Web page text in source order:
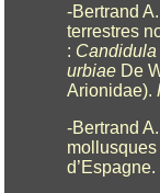
-Bertrand
terrestres
:
urbiae De
Arionidae).
-Bertrand
d’Espagne.